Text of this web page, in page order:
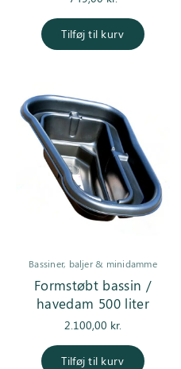
Tilføj til kurv
Bassiner, baljer & minidamme
Formstøbt bassin /
havedam 500 liter
2.100,00 kr.
Tilføj til kurv